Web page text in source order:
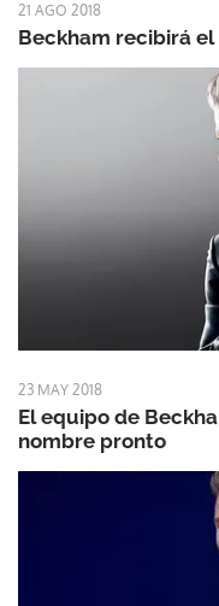
21 AGO 2018
Beckham recibirá el
23 MAY 2018
El equipo de
nombre pronto